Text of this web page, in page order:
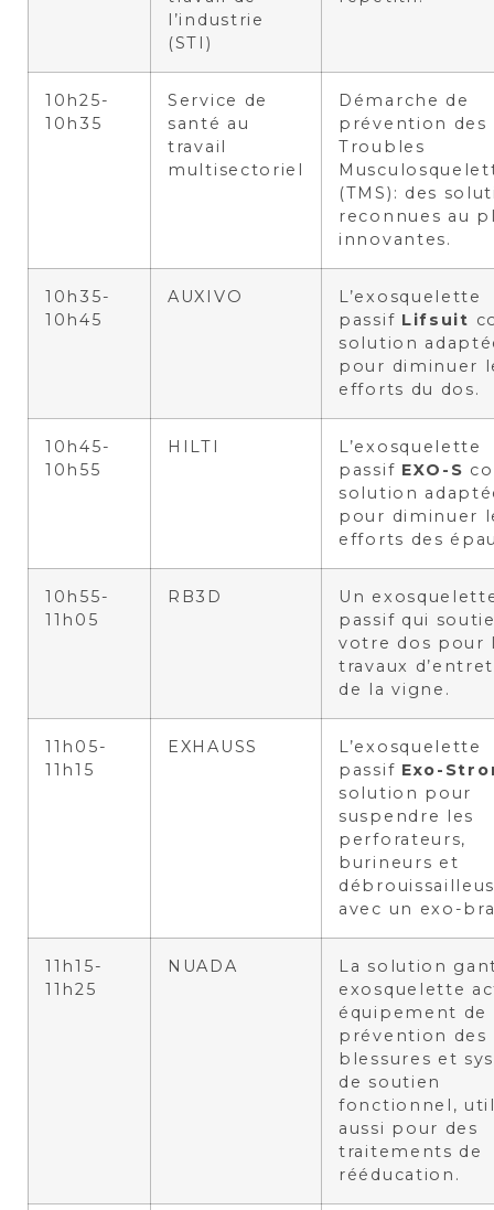
l’industrie
(STI)
10h25-
10h35
Service de
santé au
travail
multisectoriel
Démarche de
prévention des
Troubles
(TMS): des
reconnues au
innovantes.
10h35-
10h45
AUXIVO
L’exosquelette
passif Lifsuit
solution
pour diminuer
efforts du dos.
10h45-
10h55
HILTI
L’exosquelette
passif EXO-S
solution
pour diminuer
efforts des
10h55-
11h05
RB3D
Un
passif qui
votre dos pour
travaux
de la vigne.
11h05-
11h15
EXHAUSS
L’exosquelette
passif Exo-
solution pour
suspendre les
perforateurs,
burineurs et
avec un exo-
11h15-
11h25
NUADA
La solution
exosquelette
équipement de
prévention des
blessures et
de soutien
fonctionnel,
aussi pour des
traitements de
rééducation.